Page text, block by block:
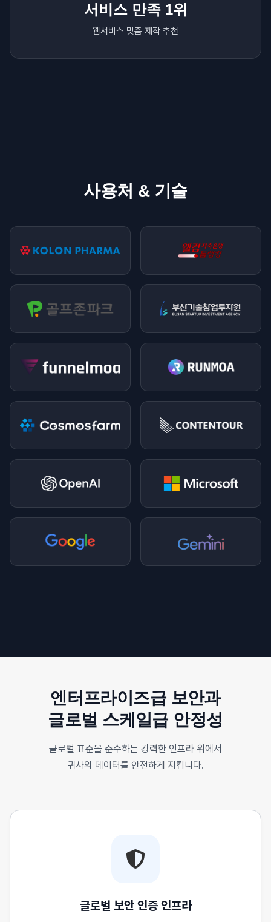
서비스 만족 1위
웹서비스 맞춤 제작 추천
사용처 & 기술
엔터프라이즈급 보안과
글로벌 스케일급 안정성
글로벌 표준을 준수하는 강력한 인프라 위에서
귀사의 데이터를 안전하게 지킵니다.
글로벌 보안 인증 인프라